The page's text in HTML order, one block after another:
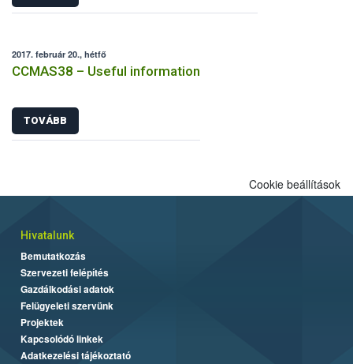
2017. február 20., hétfő
CCMAS38 – Useful information
TOVÁBB
Cookie beállítások
Hivatalunk
Bemutatkozás
Szervezeti felépítés
Gazdálkodási adatok
Felügyeleti szervünk
Projektek
Kapcsolódó linkek
Adatkezelési tájékoztató